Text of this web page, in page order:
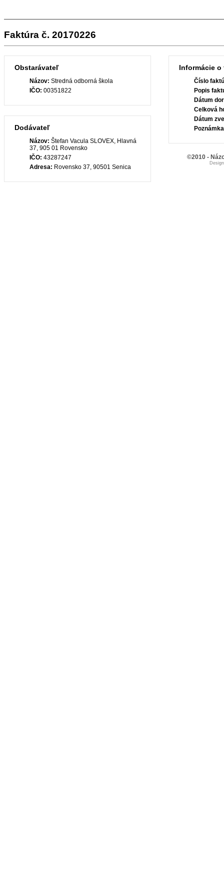
Faktúra č. 20170226
Obstarávateľ
Názov: Stredná odborná škola
IČO: 00351822
Dodávateľ
Názov: Štefan Vacula SLOVEX, Hlavná
37, 905 01 Rovensko
IČO: 43287247
Adresa: Rovensko 37, 90501 Senica
Informácie o
Číslo
Popis
Dátum
Celková
Dátum
©2010 -